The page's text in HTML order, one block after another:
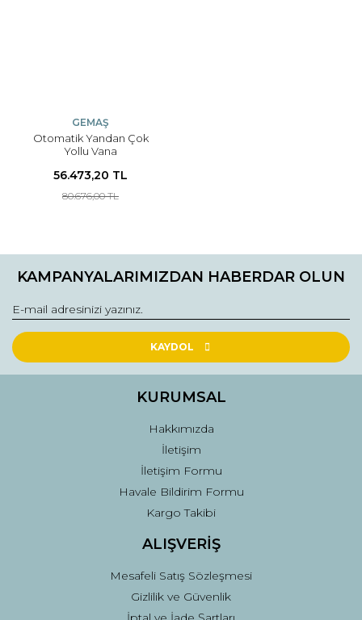
GEMAŞ
Otomatik Yandan Çok
Yollu Vana
56.473,20 TL
80.676,00 TL
KAMPANYALARIMIZDAN HABERDAR OLUN
KAYDOL
KURUMSAL
Hakkımızda
İletişim
İletişim Formu
Havale Bildirim Formu
Kargo Takibi
ALIŞVERİŞ
Mesafeli Satış Sözleşmesi
Gizlilik ve Güvenlik